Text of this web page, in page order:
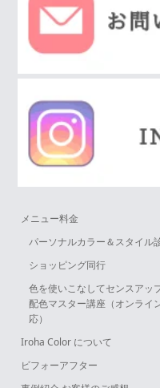
メニュー料金
パーソナルカラー＆スタイル
ショッピング同行
色を使いこなしてセンスアッ
配色マスター講座（オンライ
応）
Iroha Color について
ビフォーアフター